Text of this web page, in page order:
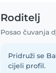
Roditelj
Pridruži se
cijeli profil.